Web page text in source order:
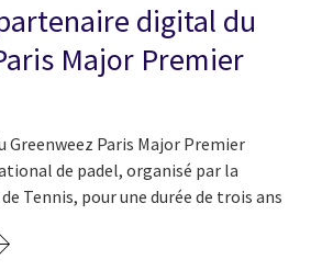
digital du
Major Premier
Greenweez Paris Major Premier
de padel, organisé par la
Tennis, pour une durée de trois ans